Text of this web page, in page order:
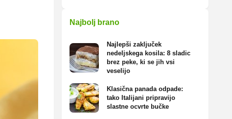
Najbolj brano
Najlepši zaključek
nedeljskega kosila: 8 sladic
brez peke, ki se jih vsi
veselijo
Klasična panada odpade:
tako Italijani pripravijo
slastne ocvrte bučke